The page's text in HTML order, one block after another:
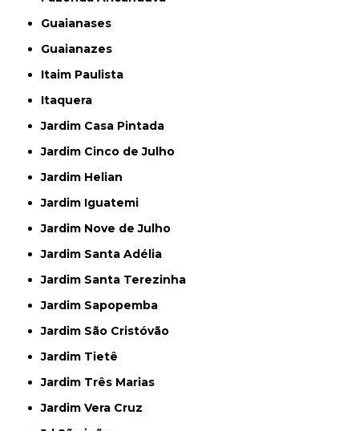
Guaianases
Guaianazes
Itaim Paulista
Itaquera
Jardim Casa Pintada
Jardim Cinco de Julho
Jardim Helian
Jardim Iguatemi
Jardim Nove de Julho
Jardim Santa Adélia
Jardim Santa Terezinha
Jardim Sapopemba
Jardim São Cristóvão
Jardim Tietê
Jardim Três Marias
Jardim Vera Cruz